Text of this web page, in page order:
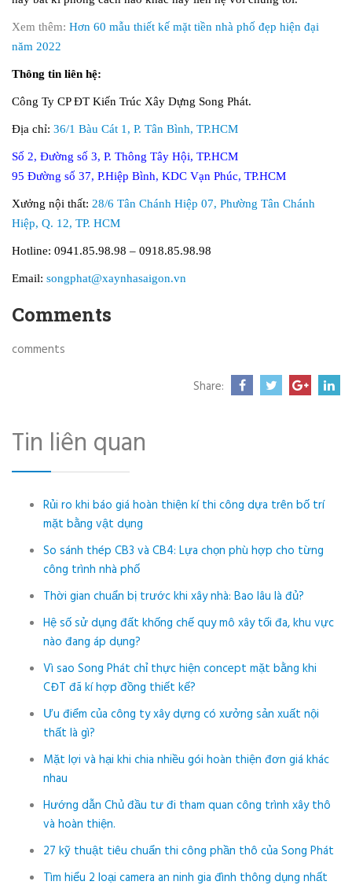
Xem thêm: Hơn 60 mẫu thiết kế mặt tiền nhà phố đẹp hiện đại
năm 2022
Thông tin liên hệ:
Công Ty CP ĐT Kiến Trúc Xây Dựng Song Phát.
Địa chỉ: 36/1 Bàu Cát 1, P. Tân Bình, TP.HCM
Số 2, Đường số 3, P. Thông Tây Hội, TP.HCM
95 Đường số 37, P.Hiệp Bình, KDC Vạn Phúc, TP.HCM
Xưởng nội thất: 28/6 Tân Chánh Hiệp 07, Phường Tân Chánh
Hiệp, Q. 12, TP. HCM
Hotline: 0941.85.98.98 – 0918.85.98.98
Email: songphat@xaynhasaigon.vn
Comments
comments
Share:
Tin liên quan
Rủi ro khi báo giá hoàn thiện kí thi công dựa trên bố trí
mặt bằng vật dụng
So sánh thép CB3 và CB4: Lựa chọn phù hợp cho từng
công trình nhà phố
Thời gian chuẩn bị trước khi xây nhà: Bao lâu là đủ?
Hệ số sử dụng đất khống chế quy mô xây tối đa, khu vực
nào đang áp dụng?
Vì sao Song Phát chỉ thực hiện concept mặt bằng khi
CĐT đã kí hợp đồng thiết kế?
Ưu điểm của công ty xây dựng có xưởng sản xuất nội
thất là gì?
Mặt lợi và hại khi chia nhiều gói hoàn thiện đơn giá khác
nhau
Hướng dẫn Chủ đầu tư đi tham quan công trình xây thô
và hoàn thiện.
27 kỹ thuật tiêu chuẩn thi công phần thô của Song Phát
Tìm hiểu 2 loại camera an ninh gia đình thông dụng nhất